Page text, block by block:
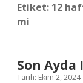
Etiket: 12
mi
Son
Tarih: Ekim 2, 2024